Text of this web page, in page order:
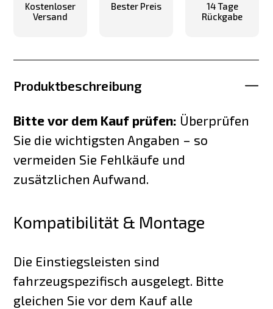
Kostenloser
Versand
Bester Preis
14 Tage
Rückgabe
Produktbeschreibung
Bitte vor dem Kauf prüfen: Überprüfen
Sie die wichtigsten Angaben – so
vermeiden Sie Fehlkäufe und
zusätzlichen Aufwand.
Kompatibilität & Montage
Die Einstiegsleisten sind
fahrzeugspezifisch ausgelegt. Bitte
gleichen Sie vor dem Kauf alle